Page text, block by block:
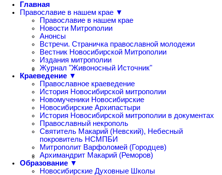
Главная
Православие в нашем крае ▼
Православие в нашем крае
Новости Митрополии
Анонсы
Встречи. Страничка православной молодежи
Вестник Новосибирской Митрополии
Издания митрополии
Журнал "Живоносный Источник"
Краеведение ▼
Православное краеведение
История Новосибирской митрополии
Новомученики Новосибирские
Новосибирские Архипастыри
История Новосибирской митрополии в документах
Православный некрополь
Святитель Макарий (Невский), Небесный
покровитель НСМПБИ
Митрополит Варфоломей (Городцев)
Архимандрит Макарий (Реморов)
Образование ▼
Новосибирские Духовные Школы